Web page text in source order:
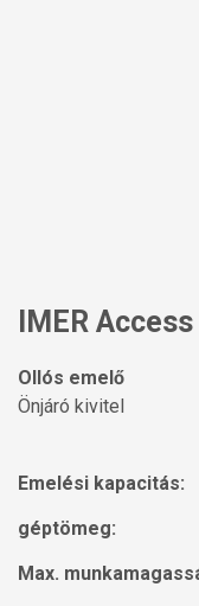
IMER
Ollós emelő
Önjáró kivitel
Emelési kapacitás:
géptömeg:
Max.